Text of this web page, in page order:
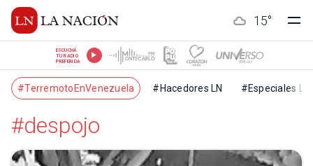
15°
ESCUCHÁ
TU RADIO
PREFERIDA
#TerremotoEnVenezuela #Hacedores LN #Especiales LN
#despojo